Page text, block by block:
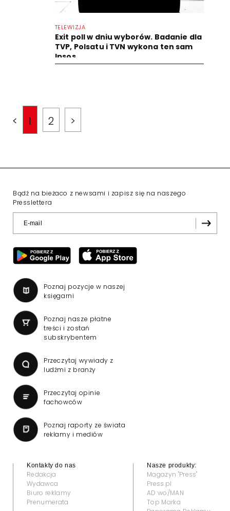
TELEWIZJA
Exit poll w dniu wyborów. Badanie dla
TVP, Polsatu i TVN wykona ten sam
Ipsos
< 1 2 >
Bądź na bieżaco z newsami i zapisz się na naszego
Presslettera
Poznaj pozycje w naszej
księgarni
Poznaj nasze płatne
treści i zostań
subskrybentem
Przeczytaj wywiady z
ludźmi z branży
Przeczytaj opinie
fachowców
Poznaj raporty ze świata
reklamy i mediów
Kontakty do nas
Redakcja
Wydawca
Biuro reklamy
Prenumerata
Nasze produkty:
Magazyn "Press"
Press.pl
AD wo/MAN
Top Marka